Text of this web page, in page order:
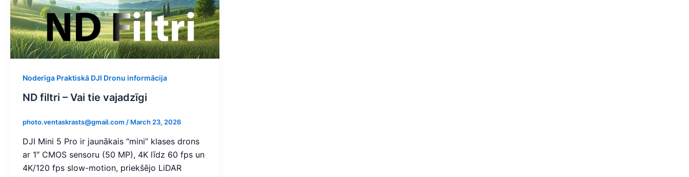
Noderīga Praktiskā DJI Dronu informācija
ND filtri – Vai tie vajadzīgi
photo.ventaskrasts@gmail.com / March 23, 2026
DJI Mini 5 Pro ir jaunākais “mini” klases drons
ar 1″ CMOS sensoru (50 MP), 4K līdz 60 fps un
4K/120 fps slow-motion, priekšējo LiDAR